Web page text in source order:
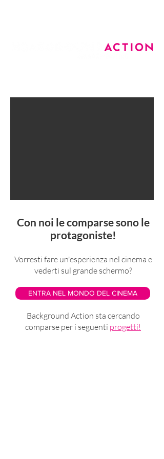
Con noi le comparse sono le
protagoniste!
Vorresti fare un'esperienza nel cinema e
vederti sul grande schermo?
Background Action sta cercando
comparse per i seguenti progetti!
ENTRA NEL MONDO DEL CINEMA